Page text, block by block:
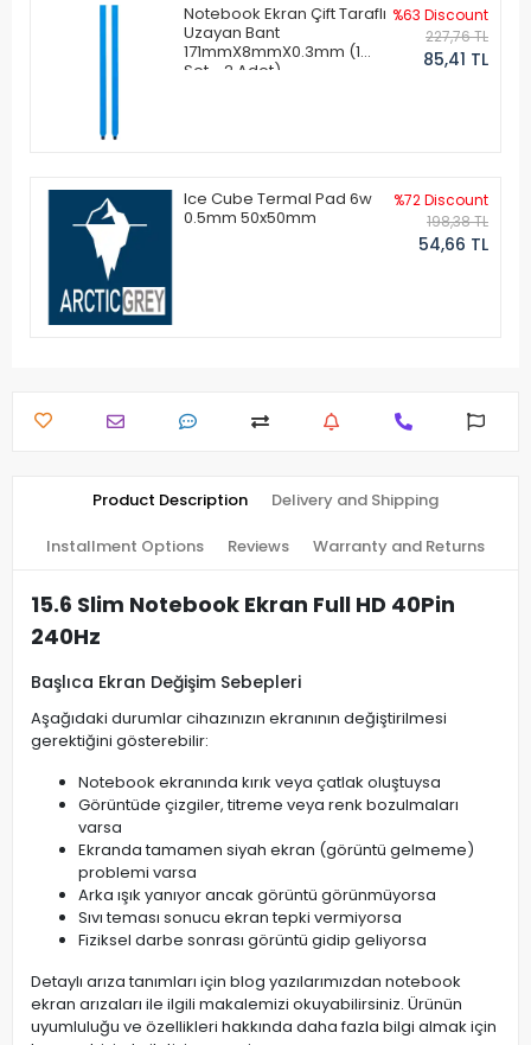
Notebook Ekran Çift Taraflı
Uzayan Bant
171mmX8mmX0.3mm (1
Set - 2 Adet)
%63 Discount
227,76 TL
85,41 TL
Ice Cube Termal Pad 6w
0.5mm 50x50mm
%72 Discount
198,38 TL
54,66 TL
Product Description Delivery and Shipping
Installment Options Reviews Warranty and Returns
15.6 Slim Notebook Ekran Full HD 40Pin
240Hz
Başlıca Ekran Değişim Sebepleri
Aşağıdaki durumlar cihazınızın ekranının değiştirilmesi
gerektiğini gösterebilir:
Notebook ekranında kırık veya çatlak oluştuysa
Görüntüde çizgiler, titreme veya renk bozulmaları
varsa
Ekranda tamamen siyah ekran (görüntü gelmeme)
problemi varsa
Arka ışık yanıyor ancak görüntü görünmüyorsa
Sıvı teması sonucu ekran tepki vermiyorsa
Fiziksel darbe sonrası görüntü gidip geliyorsa
Detaylı arıza tanımları için blog yazılarımızdan notebook
ekran arızaları ile ilgili makalemizi okuyabilirsiniz. Ürünün
uyumluluğu ve özellikleri hakkında daha fazla bilgi almak için